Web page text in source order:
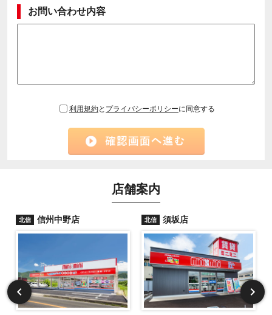
お問い合わせ内容
利用規約と プライバシーポリシーに同意する
店舗案内
北信 信州中野店 北信 須坂店